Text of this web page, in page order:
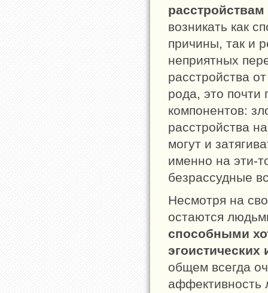
возникать как
причины, так и
неприятных
расстройства
рода, это почти
компонентов:
расстройства
могут и
именно на эти-
безрассудные
Несмотря на
остаются
способными
эгоистических
общем всегда
аффективность